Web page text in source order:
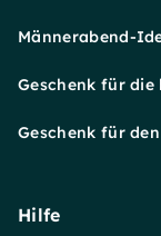
Männerabend-
Geschenk für die
Geschenk für
Hilfe